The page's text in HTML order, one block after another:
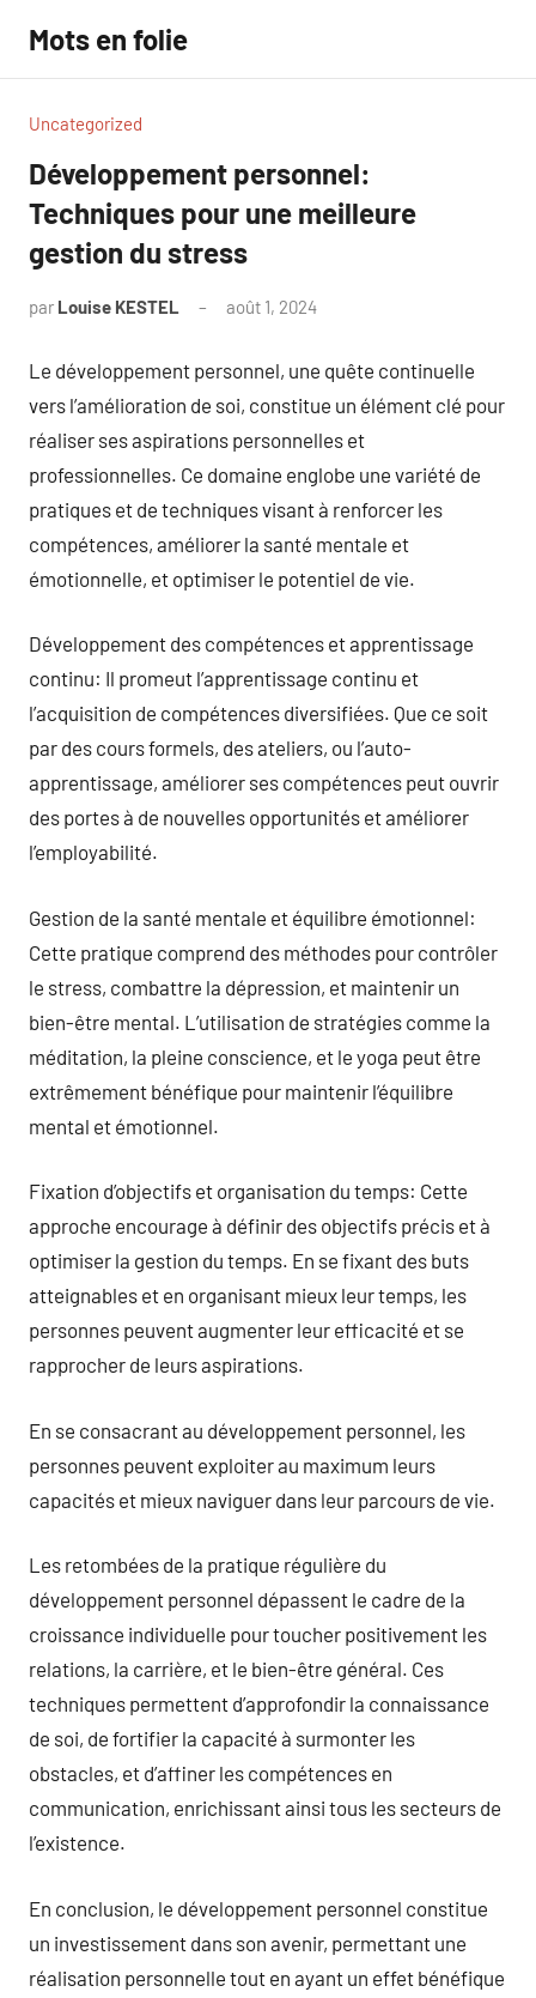
contenu
Mots en folie
Uncategorized
Développement personnel:
Techniques pour une meilleure
gestion du stress
par Louise KESTEL août 1, 2024
Le développement personnel, une quête continuelle
vers l’amélioration de soi, constitue un élément clé pour
réaliser ses aspirations personnelles et
professionnelles. Ce domaine englobe une variété de
pratiques et de techniques visant à renforcer les
compétences, améliorer la santé mentale et
émotionnelle, et optimiser le potentiel de vie.
Développement des compétences et apprentissage
continu: Il promeut l’apprentissage continu et
l’acquisition de compétences diversifiées. Que ce soit
par des cours formels, des ateliers, ou l’auto-
apprentissage, améliorer ses compétences peut ouvrir
des portes à de nouvelles opportunités et améliorer
l’employabilité.
Gestion de la santé mentale et équilibre émotionnel:
Cette pratique comprend des méthodes pour contrôler
le stress, combattre la dépression, et maintenir un
bien-être mental. L’utilisation de stratégies comme la
méditation, la pleine conscience, et le yoga peut être
extrêmement bénéfique pour maintenir l’équilibre
mental et émotionnel.
Fixation d’objectifs et organisation du temps: Cette
approche encourage à définir des objectifs précis et à
optimiser la gestion du temps. En se fixant des buts
atteignables et en organisant mieux leur temps, les
personnes peuvent augmenter leur efficacité et se
rapprocher de leurs aspirations.
En se consacrant au développement personnel, les
personnes peuvent exploiter au maximum leurs
capacités et mieux naviguer dans leur parcours de vie.
Les retombées de la pratique régulière du
développement personnel dépassent le cadre de la
croissance individuelle pour toucher positivement les
relations, la carrière, et le bien-être général. Ces
techniques permettent d’approfondir la connaissance
de soi, de fortifier la capacité à surmonter les
obstacles, et d’affiner les compétences en
communication, enrichissant ainsi tous les secteurs de
l’existence.
En conclusion, le développement personnel constitue
un investissement dans son avenir, permettant une
réalisation personnelle tout en ayant un effet bénéfique